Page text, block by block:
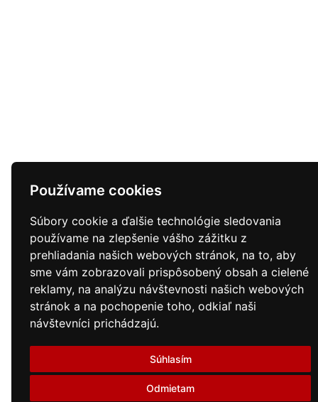
Používame cookies
Súbory cookie a ďalšie technológie sledovania
používame na zlepšenie vášho zážitku z
prehliadania našich webových stránok, na to, aby
sme vám zobrazovali prispôsobený obsah a cielené
reklamy, na analýzu návštevnosti našich webových
stránok a na pochopenie toho, odkiaľ naši
návštevníci prichádzajú.
Súhlasím
Odmietam